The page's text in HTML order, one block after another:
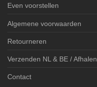
Even voorstellen
Algemene voorwaarden
Retourneren
Verzenden NL & BE / Afhalen
Contact